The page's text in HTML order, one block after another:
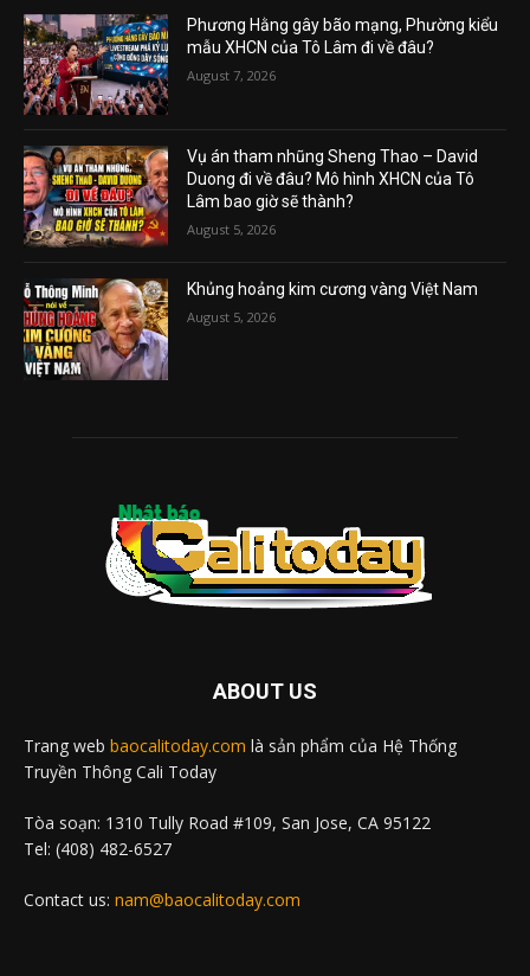
Phương Hằng gây bão mạng, Phường kiểu
mẫu XHCN của Tô Lâm đi về đâu?
August 7, 2026
Vụ án tham nhũng Sheng Thao – David
Duong đi về đâu? Mô hình XHCN của Tô
Lâm bao giờ sẽ thành?
August 5, 2026
Khủng hoảng kim cương vàng Việt Nam
August 5, 2026
ABOUT US
Trang web baocalitoday.com là sản phẩm của Hệ Thống
Truyền Thông Cali Today
Tòa soạn: 1310 Tully Road #109, San Jose, CA 95122
Tel: (408) 482-6527
Contact us: nam@baocalitoday.com